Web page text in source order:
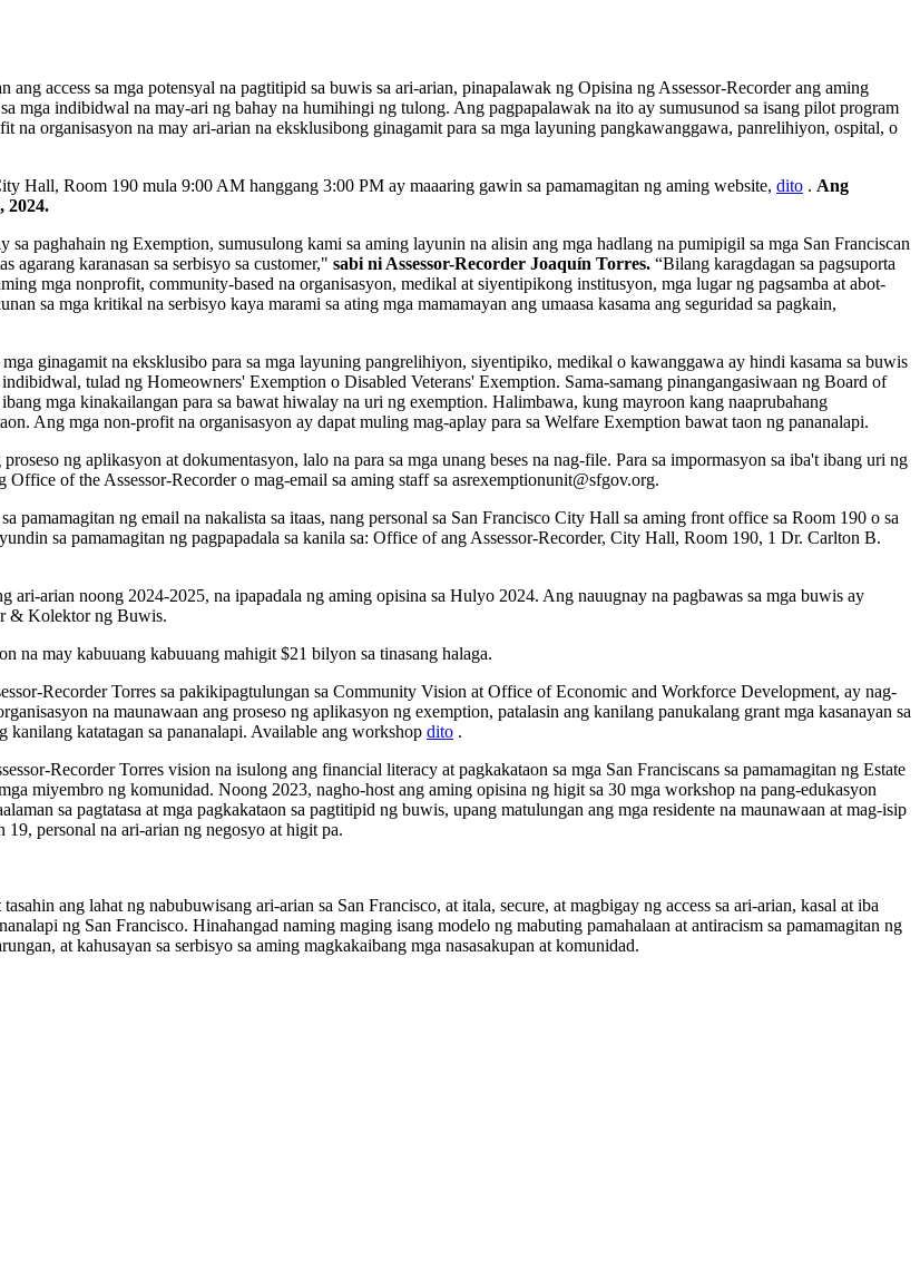
ang access sa mga potensyal na pagtitipid sa buwis sa ari-arian, pinapalawak ng Opisina ng Assessor-Recorder ang aming
mga indibidwal na may-ari ng bahay na humihingi ng tulong. Ang pagpapalawak na ito ay sumusunod sa isang pilot program
na organisasyon na may ari-arian na eksklusibong ginagamit para sa mga layuning pangkawanggawa, panrelihiyon, ospital, o
Hall, Room 190 mula 9:00 AM hanggang 3:00 PM ay maaaring gawin sa pamamagitan ng aming website, dito . Ang
2024.
paghahain ng Exemption, sumusulong kami sa aming layunin na alisin ang mga hadlang na pumipigil sa mga San Franciscan
agarang karanasan sa serbisyo sa customer," sabi ni Assessor-Recorder Joaquín Torres. “Bilang karagdagan sa pagsuporta
mga nonprofit, community-based na organisasyon, medikal at siyentipikong institusyon, mga lugar ng pagsamba at abot-
sa mga kritikal na serbisyo kaya marami sa ating mga mamamayan ang umaasa kasama ang seguridad sa pagkain,
ginagamit na eksklusibo para sa mga layuning pangrelihiyon, siyentipiko, medikal o kawanggawa ay hindi kasama sa buwis
tulad ng Homeowners' Exemption o Disabled Veterans' Exemption. Sama-samang pinangangasiwaan ng Board of
mga kinakailangan para sa bawat hiwalay na uri ng exemption. Halimbawa, kung mayroon kang naaprubahang
Ang mga non-profit na organisasyon ay dapat muling mag-aplay para sa Welfare Exemption bawat taon ng pananalapi.
ng aplikasyon at dokumentasyon, lalo na para sa mga unang beses na nag-file. Para sa impormasyon sa iba't ibang uri ng
Office of the Assessor-Recorder o mag-email sa aming staff sa asrexemptionunit@sfgov.org.
ng email na nakalista sa itaas, nang personal sa San Francisco City Hall sa aming front office sa Room 190 o sa
sa pamamagitan ng pagpapadala sa kanila sa: Office of ang Assessor-Recorder, City Hall, Room 190, 1 Dr. Carlton B.
arian noong 2024-2025, na ipapadala ng aming opisina sa Hulyo 2024. Ang nauugnay na pagbawas sa mga buwis ay
& Kolektor ng Buwis.
na may kabuuang kabuuang mahigit $21 bilyon sa tinasang halaga.
Recorder Torres sa pakikipagtulungan sa Community Vision at Office of Economic and Workforce Development, ay nag-
na maunawaan ang proseso ng aplikasyon ng exemption, patalasin ang kanilang panukalang grant mga kasanayan sa
kanilang katatagan sa pananalapi. Available ang workshop dito .
Recorder Torres vision na isulong ang financial literacy at pagkakataon sa mga San Franciscans sa pamamagitan ng Estate
miyembro ng komunidad. Noong 2023, nagho-host ang aming opisina ng higit sa 30 mga workshop na pang-edukasyon
sa pagtatasa at mga pagkakataon sa pagtitipid ng buwis, upang matulungan ang mga residente na maunawaan at mag-isip
personal na ari-arian ng negosyo at higit pa.
ang lahat ng nabubuwisang ari-arian sa San Francisco, at itala, secure, at magbigay ng access sa ari-arian, kasal at iba
ng San Francisco. Hinahangad naming maging isang modelo ng mabuting pamahalaan at antiracism sa pamamagitan ng
at kahusayan sa serbisyo sa aming magkakaibang mga nasasakupan at komunidad.